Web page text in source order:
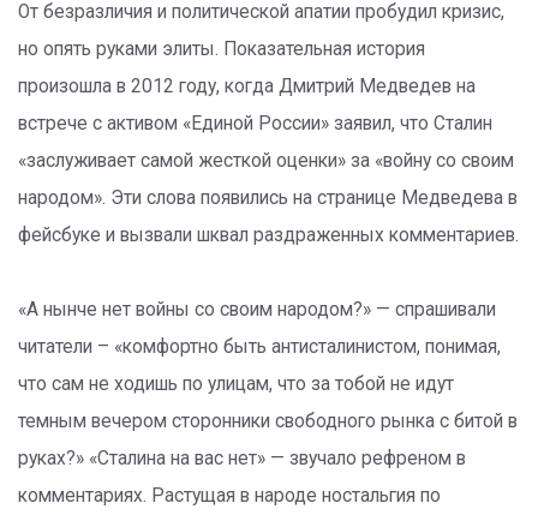
От безразличия и политической апатии пробудил кризис,
но опять руками элиты. Показательная история
произошла в 2012 году, когда Дмитрий Медведев на
встрече с активом «Единой России» заявил, что Сталин
«заслуживает самой жесткой оценки» за «войну со своим
народом». Эти слова появились на странице Медведева в
фейсбуке и вызвали шквал раздраженных комментариев.
«А нынче нет войны со своим народом?» — спрашивали
читатели – «комфортно быть антисталинистом, понимая,
что сам не ходишь по улицам, что за тобой не идут
темным вечером сторонники свободного рынка с битой в
руках?» «Сталина на вас нет» — звучало рефреном в
комментариях. Растущая в народе ностальгия по